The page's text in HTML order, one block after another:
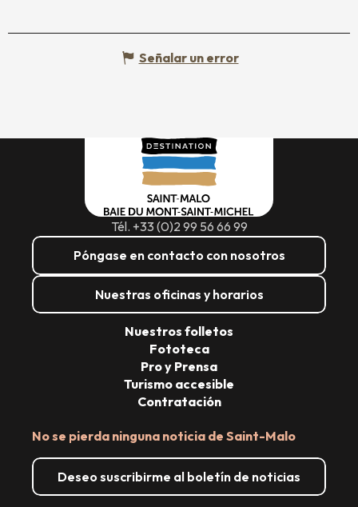
Señalar un error
Tél. +33 (0)2 99 56 66 99
Póngase en contacto con nosotros
Nuestras oficinas y horarios
No se pierda ninguna noticia de Saint-Malo
Deseo suscribirme al boletín de noticias
Nuestros folletos
Fototeca
Pro y Prensa
Turismo accesible
Contratación